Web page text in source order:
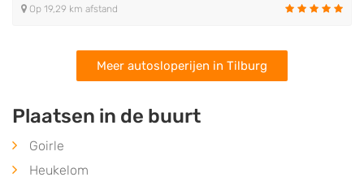
Op 19,29 km afstand
Meer autosloperijen in Tilburg
Plaatsen in de buurt
Goirle
Heukelom